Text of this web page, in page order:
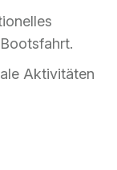
Aktivitäten